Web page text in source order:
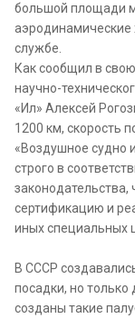
большой площади
аэродинамические
службе.
Как сообщил в
научно-
«Ил» Алексей
1200 км, скорость
«Воздушное судно
строго в
законодательства,
сертификацию и
иных специальных
В СССР
посадки, но
созданы такие